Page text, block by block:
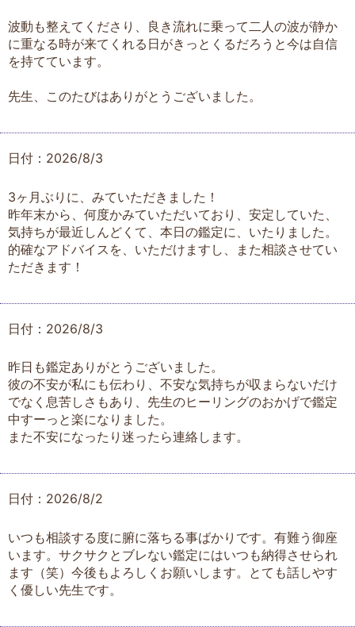
波動も整えてくださり、良き流れに乗って二人の波が静か
に重なる時が来てくれる日がきっとくるだろうと今は自信
を持てています。
先生、このたびはありがとうございました。
日付：2026/8/3
3ヶ月ぶりに、みていただきました！
昨年末から、何度かみていただいており、安定していた、
気持ちが最近しんどくて、本日の鑑定に、いたりました。
的確なアドバイスを、いただけますし、また相談させてい
ただきます！
日付：2026/8/3
昨日も鑑定ありがとうございました。
彼の不安が私にも伝わり、不安な気持ちが収まらないだけ
でなく息苦しさもあり、先生のヒーリングのおかげで鑑定
中すーっと楽になりました。
また不安になったり迷ったら連絡します。
日付：2026/8/2
いつも相談する度に腑に落ちる事ばかりです。有難う御座
います。サクサクとブレない鑑定にはいつも納得させられ
ます（笑）今後もよろしくお願いします。とても話しやす
く優しい先生です。